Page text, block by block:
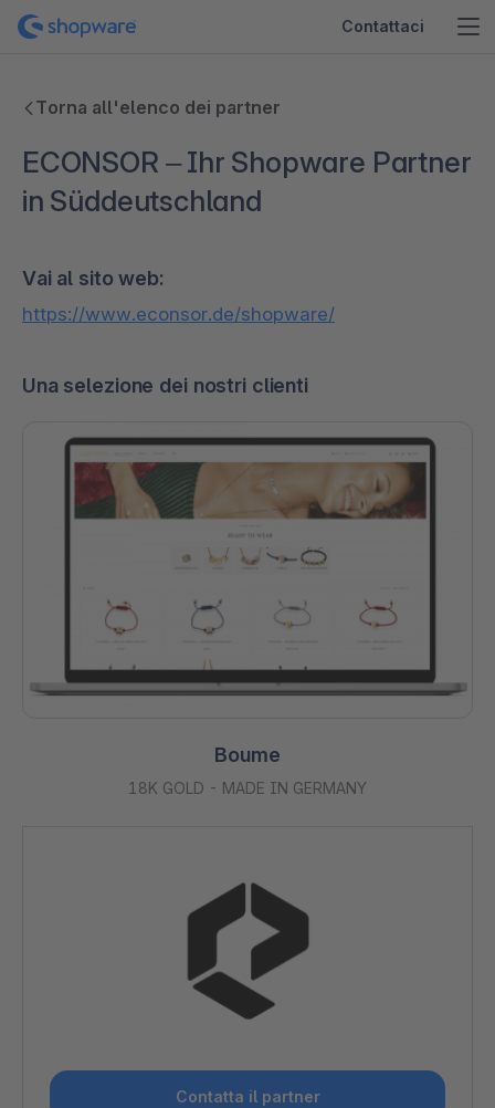
Contattaci
Torna all'elenco dei partner
ECONSOR – Ihr Shopware Partner
in Süddeutschland
Vai al sito web:
https://www.econsor.de/shopware/
Una selezione dei nostri clienti
Boume
18K GOLD - MADE IN GERMANY
Contatta il partner